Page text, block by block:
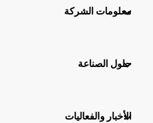
معلومات الشركة
حلول الصناعة
الأخبار والفعاليات